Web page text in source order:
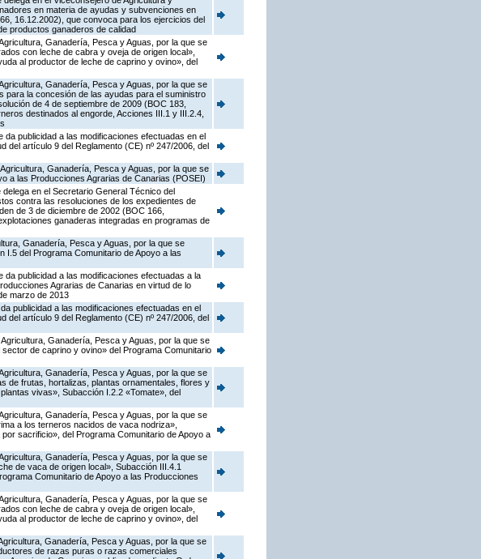
en materia de ayudas y subvenciones en
16.12.2002), que convoca para los ejercicios del
productos ganaderos de calidad
Ganadería, Pesca y Aguas, por la que se
con leche de cabra y oveja de origen local»,
al productor de leche de caprino y ovino», del
Ganadería, Pesca y Aguas, por la que se
para la concesión de las ayudas para el suministro
de 4 de septiembre de 2009 (BOC 183,
destinados al engorde, Acciones III.1 y III.2.4,
publicidad a las modificaciones efectuadas en el
del artículo 9 del Reglamento (CE) nº 247/2006, del
Ganadería, Pesca y Aguas, por la que se
a las Producciones Agrarias de Canarias (POSEI)
en el Secretario General Técnico del
contra las resoluciones de los expedientes de
de 3 de diciembre de 2002 (BOC 166,
ganaderas integradas en programas de
Ganadería, Pesca y Aguas, por la que se
del Programa Comunitario de Apoyo a las
publicidad a las modificaciones efectuadas a la
Agrarias de Canarias en virtud de lo
marzo de 2013
publicidad a las modificaciones efectuadas en el
del artículo 9 del Reglamento (CE) nº 247/2006, del
Ganadería, Pesca y Aguas, por la que se
de caprino y ovino» del Programa Comunitario
Ganadería, Pesca y Aguas, por la que se
de frutas, hortalizas, plantas ornamentales, flores y
vivas», Subacción I.2.2 «Tomate», del
Ganadería, Pesca y Aguas, por la que se
a los terneros nacidos de vaca nodriza»,
sacrificio», del Programa Comunitario de Apoyo a
Ganadería, Pesca y Aguas, por la que se
de vaca de origen local», Subacción III.4.1
Comunitario de Apoyo a las Producciones
Ganadería, Pesca y Aguas, por la que se
con leche de cabra y oveja de origen local»,
al productor de leche de caprino y ovino», del
Ganadería, Pesca y Aguas, por la que se
de razas puras o razas comerciales